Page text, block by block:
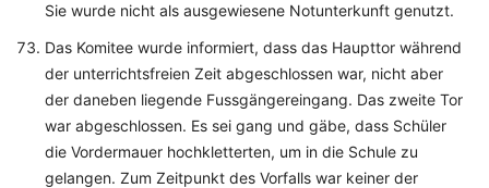
Sie wurde nicht als ausgewiesene Notunterkunft genutzt.
Das Komitee wurde informiert, dass das Haupttor während
der unterrichtsfreien Zeit abgeschlossen war, nicht aber
der daneben liegende Fussgängereingang. Das zweite Tor
war abgeschlossen. Es sei gang und gäbe, dass Schüler
die Vordermauer hochkletterten, um in die Schule zu
gelangen. Zum Zeitpunkt des Vorfalls war keiner der